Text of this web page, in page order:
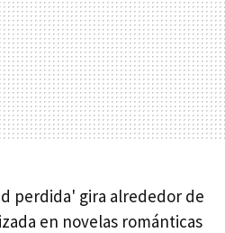
perdida' gira alrededor de
en novelas románticas